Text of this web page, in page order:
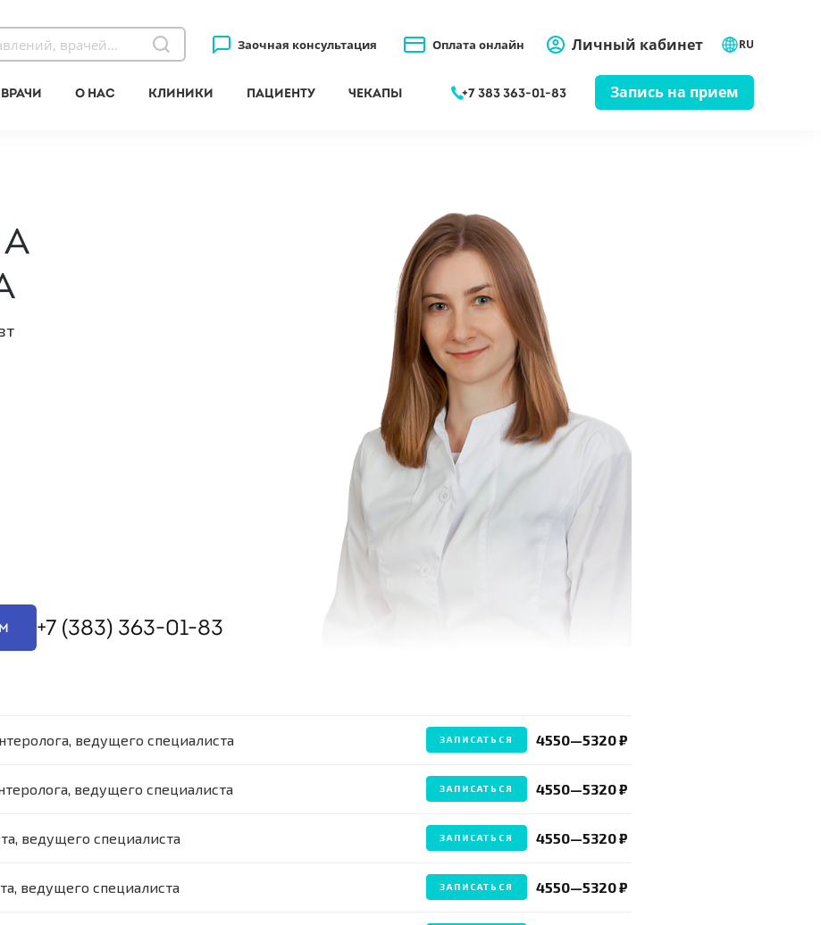
Заочная консультация Оплата онлайн Личный кабинет RU
Врачи О нас Клиники Пациенту Чекапы +7 383 363-01-83 Запись на прием
+7 (383) 363-01-83
ведущего специалиста 4550—5320 ₽
ЗАПИСАТЬСЯ
ведущего специалиста 4550—5320 ₽
ЗАПИСАТЬСЯ
ведущего специалиста 4550—5320 ₽
ЗАПИСАТЬСЯ
ведущего специалиста 4550—5320 ₽
ЗАПИСАТЬСЯ